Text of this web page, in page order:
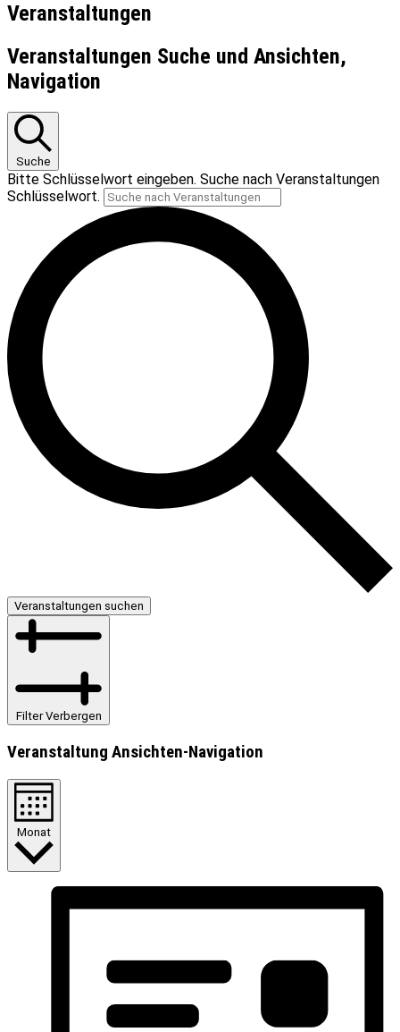
Veranstaltungen
Veranstaltungen Suche und Ansichten,
Navigation
Suche
Bitte Schlüsselwort eingeben. Suche nach Veranstaltungen
Schlüsselwort.
Veranstaltungen suchen
Filter Verbergen
Veranstaltung Ansichten-Navigation
Monat